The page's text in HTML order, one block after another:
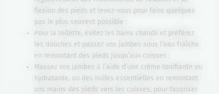
flexion des pieds et levez-vous pour faire quelques
pas le plus souvent possible ;
Pour la toilette, évitez les bains chauds et préférez
les douches et passez vos jambes sous l’eau fraîche
en remontant des pieds jusqu’aux cuisses ;
Massez vos jambes à l’aide d’une crème tonifiante ou
hydratante, ou des huiles essentielles en remontant
vos mains des pieds vers les cuisses, pour favoriser